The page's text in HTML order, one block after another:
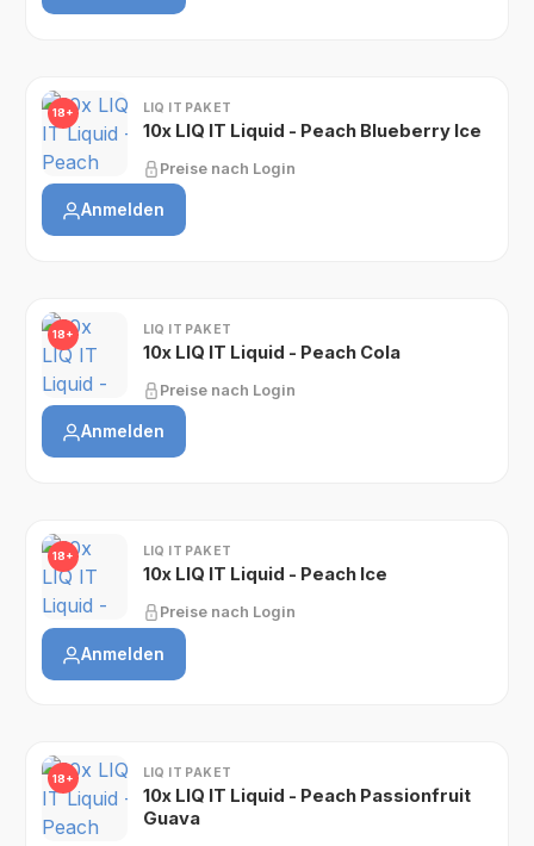
18+ LIQ IT PAKET
10x LIQ IT Liquid - Peach Blueberry Ice
Preise nach Login
Anmelden
18+ LIQ IT PAKET
10x LIQ IT Liquid - Peach Cola
Preise nach Login
Anmelden
18+ LIQ IT PAKET
10x LIQ IT Liquid - Peach Ice
Preise nach Login
Anmelden
18+ LIQ IT PAKET
10x LIQ IT Liquid - Peach Passionfruit
Guava